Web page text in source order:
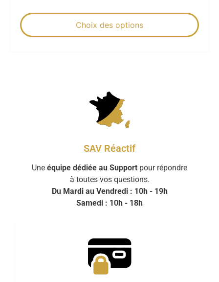
Choix des options
SAV Réactif
Une équipe dédiée au Support pour répondre
à toutes vos questions.
Du Mardi au Vendredi : 10h - 19h
Samedi : 10h - 18h